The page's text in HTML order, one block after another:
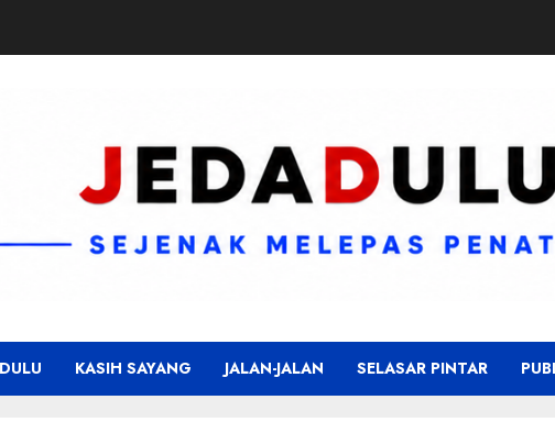
KASIH SAYANG JALAN-JALAN SELASAR PINTAR